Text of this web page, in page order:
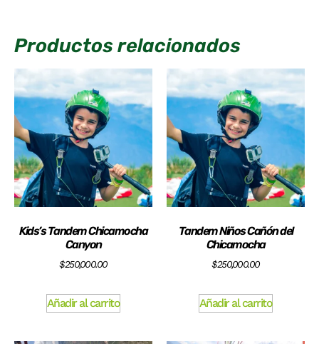
Productos relacionados
Kids’s Tandem Chicamocha
Canyon
$250,000.00
Añadir al carrito
Tandem Niños Cañón del
Chicamocha
$250,000.00
Añadir al carrito